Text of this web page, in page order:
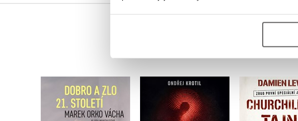
Dobro a zlo 21. století
Klára Mandausová
,
Marek Vácha
Kriminalistické
otazníky
Ondřej Krotil Damien